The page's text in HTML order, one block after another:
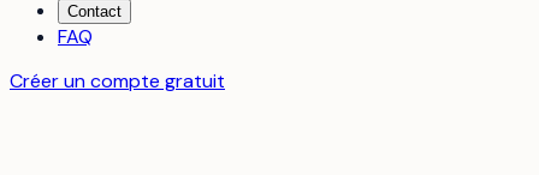
Contact
FAQ
Créer un compte gratuit